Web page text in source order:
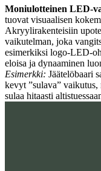
Moniulotteinen LED-
tuovat visuaalisen
Akryylirakenteisiin
vaikutelman, joka
esimerkiksi logo-LED-
eloisa ja dynaaminen
Esimerkki: Jäätelöbaari
kevyt ”sulava”
sulaa hitaasti